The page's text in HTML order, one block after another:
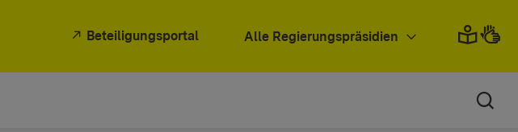
Beteiligungsportal Alle Regierungspräsidien